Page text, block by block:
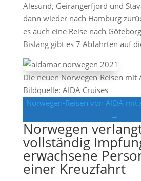
Alesund, Geirangerfjord und
dann wieder nach Hamburg
es auch eine Reise nach
Bislang gibt es 7 Abfahrten auf
Die neuen Norwegen-Reisen mit
Bildquelle: AIDA Cruises
Norwegen-Reisen von AIDA mit
→
Norwegen
vollständig
erwachsene
einer Kreuzfahrt